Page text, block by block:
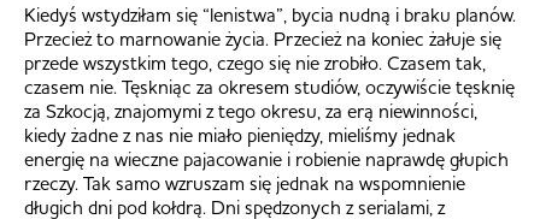
Kiedyś wstydziłam się “lenistwa”, bycia nudną i braku planów.
Przecież to marnowanie życia. Przecież na koniec żałuje się
przede wszystkim tego, czego się nie zrobiło. Czasem tak,
czasem nie. Tęskniąc za okresem studiów, oczywiście tęsknię
za Szkocją, znajomymi z tego okresu, za erą niewinności,
kiedy żadne z nas nie miało pieniędzy, mieliśmy jednak
energię na wieczne pajacowanie i robienie naprawdę głupich
rzeczy. Tak samo wzruszam się jednak na wspomnienie
długich dni pod kołdrą. Dni spędzonych z serialami, z